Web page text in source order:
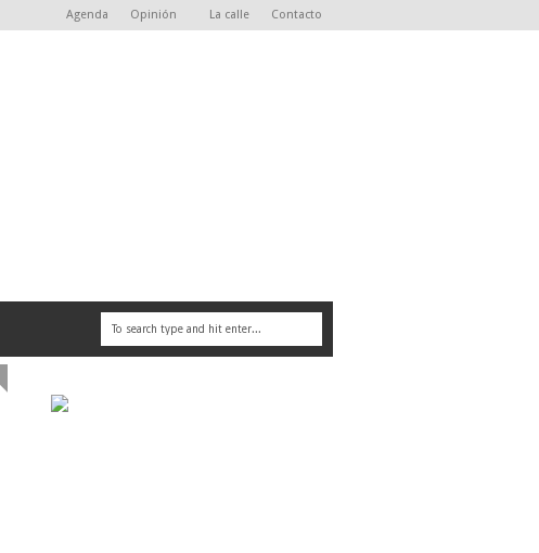
Agenda Opinión La calle Contacto